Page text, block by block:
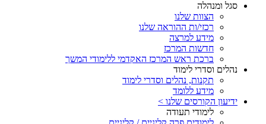
סגל ומנהלה
הצוות שלנו
רכזי/ות ההוראה שלנו
מידע למרצה
חדשות המרכז
ברכת ראש המרכז האקדמי ללימודי המשך
נהלים וסדרי לימוד
תקנות, נהלים וסדרי לימוד
מידע ללומד
ידיעון הקורסים שלנו >
לימודי תעודה